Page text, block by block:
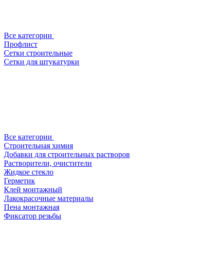
Все категории
Профлист
Сетки строительные
Сетки для штукатурки
Все категории
Строительная химия
Добавки для строительных растворов
Растворители, очистители
Жидкое стекло
Герметик
Клей монтажный
Лакокрасочные материалы
Пена монтажная
Фиксатор резьбы